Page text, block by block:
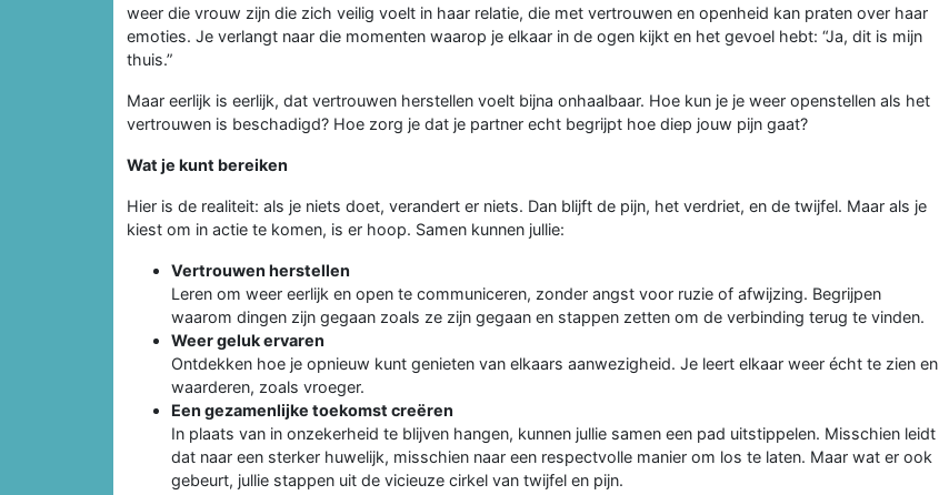
weer die vrouw zijn die zich veilig voelt in haar relatie, die met vertrouwen en openheid kan praten over haar
emoties. Je verlangt naar die momenten waarop je elkaar in de ogen kijkt en het gevoel hebt: “Ja, dit is mijn
thuis.”
Maar eerlijk is eerlijk, dat vertrouwen herstellen voelt bijna onhaalbaar. Hoe kun je je weer openstellen als het
vertrouwen is beschadigd? Hoe zorg je dat je partner echt begrijpt hoe diep jouw pijn gaat?
Wat je kunt bereiken
Hier is de realiteit: als je niets doet, verandert er niets. Dan blijft de pijn, het verdriet, en de twijfel. Maar als je
kiest om in actie te komen, is er hoop. Samen kunnen jullie:
Vertrouwen herstellen
Leren om weer eerlijk en open te communiceren, zonder angst voor ruzie of afwijzing. Begrijpen
waarom dingen zijn gegaan zoals ze zijn gegaan en stappen zetten om de verbinding terug te vinden.
Weer geluk ervaren
Ontdekken hoe je opnieuw kunt genieten van elkaars aanwezigheid. Je leert elkaar weer écht te zien en
waarderen, zoals vroeger.
Een gezamenlijke toekomst creëren
In plaats van in onzekerheid te blijven hangen, kunnen jullie samen een pad uitstippelen. Misschien leidt
dat naar een sterker huwelijk, misschien naar een respectvolle manier om los te laten. Maar wat er ook
gebeurt, jullie stappen uit de vicieuze cirkel van twijfel en pijn.